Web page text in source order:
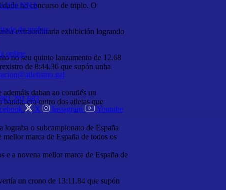
NNA
de probas
online
291 683
X Instagram Youtube
no concurso de triplo. O
extraordinaria exhibición logrando
no seu quinto lanzamento de 12.68
de 8:44.36 que supón unha
daban ao coruñés un
era outro dos atletas que
lograba o subcampionato de España
marca de España de todos os
e a novena mellor marca de España de
un crono de 13:11.84 que supón